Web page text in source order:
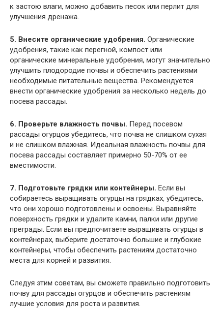
к застою влаги, можно добавить песок или перлит для
улучшения дренажа.
5. Внесите органические удобрения. Органические
удобрения, такие как перегной, компост или
органические минеральные удобрения, могут значительно
улучшить плодородие почвы и обеспечить растениями
необходимые питательные вещества. Рекомендуется
внести органические удобрения за несколько недель до
посева рассады.
6. Проверьте влажность почвы. Перед посевом
рассады огурцов убедитесь, что почва не слишком сухая
и не слишком влажная. Идеальная влажность почвы для
посева рассады составляет примерно 50-70% от ее
вместимости.
7. Подготовьте грядки или контейнеры. Если вы
собираетесь выращивать огурцы на грядках, убедитесь,
что они хорошо подготовлены и освоены. Выравняйте
поверхность грядки и удалите камни, палки или другие
преграды. Если вы предпочитаете выращивать огурцы в
контейнерах, выберите достаточно большие и глубокие
контейнеры, чтобы обеспечить растениям достаточно
места для корней и развития.
Следуя этим советам, вы сможете правильно подготовить
почву для рассады огурцов и обеспечить растениям
лучшие условия для роста и развития.